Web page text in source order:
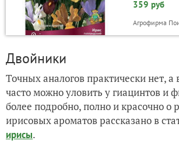
359 руб
Агрофирма
Двойники
Точных аналогов практически нет, а
часто можно уловить у гиацинтов и
более подробно, полно и красочно о
ирисовых ароматов рассказано в
ирисы.